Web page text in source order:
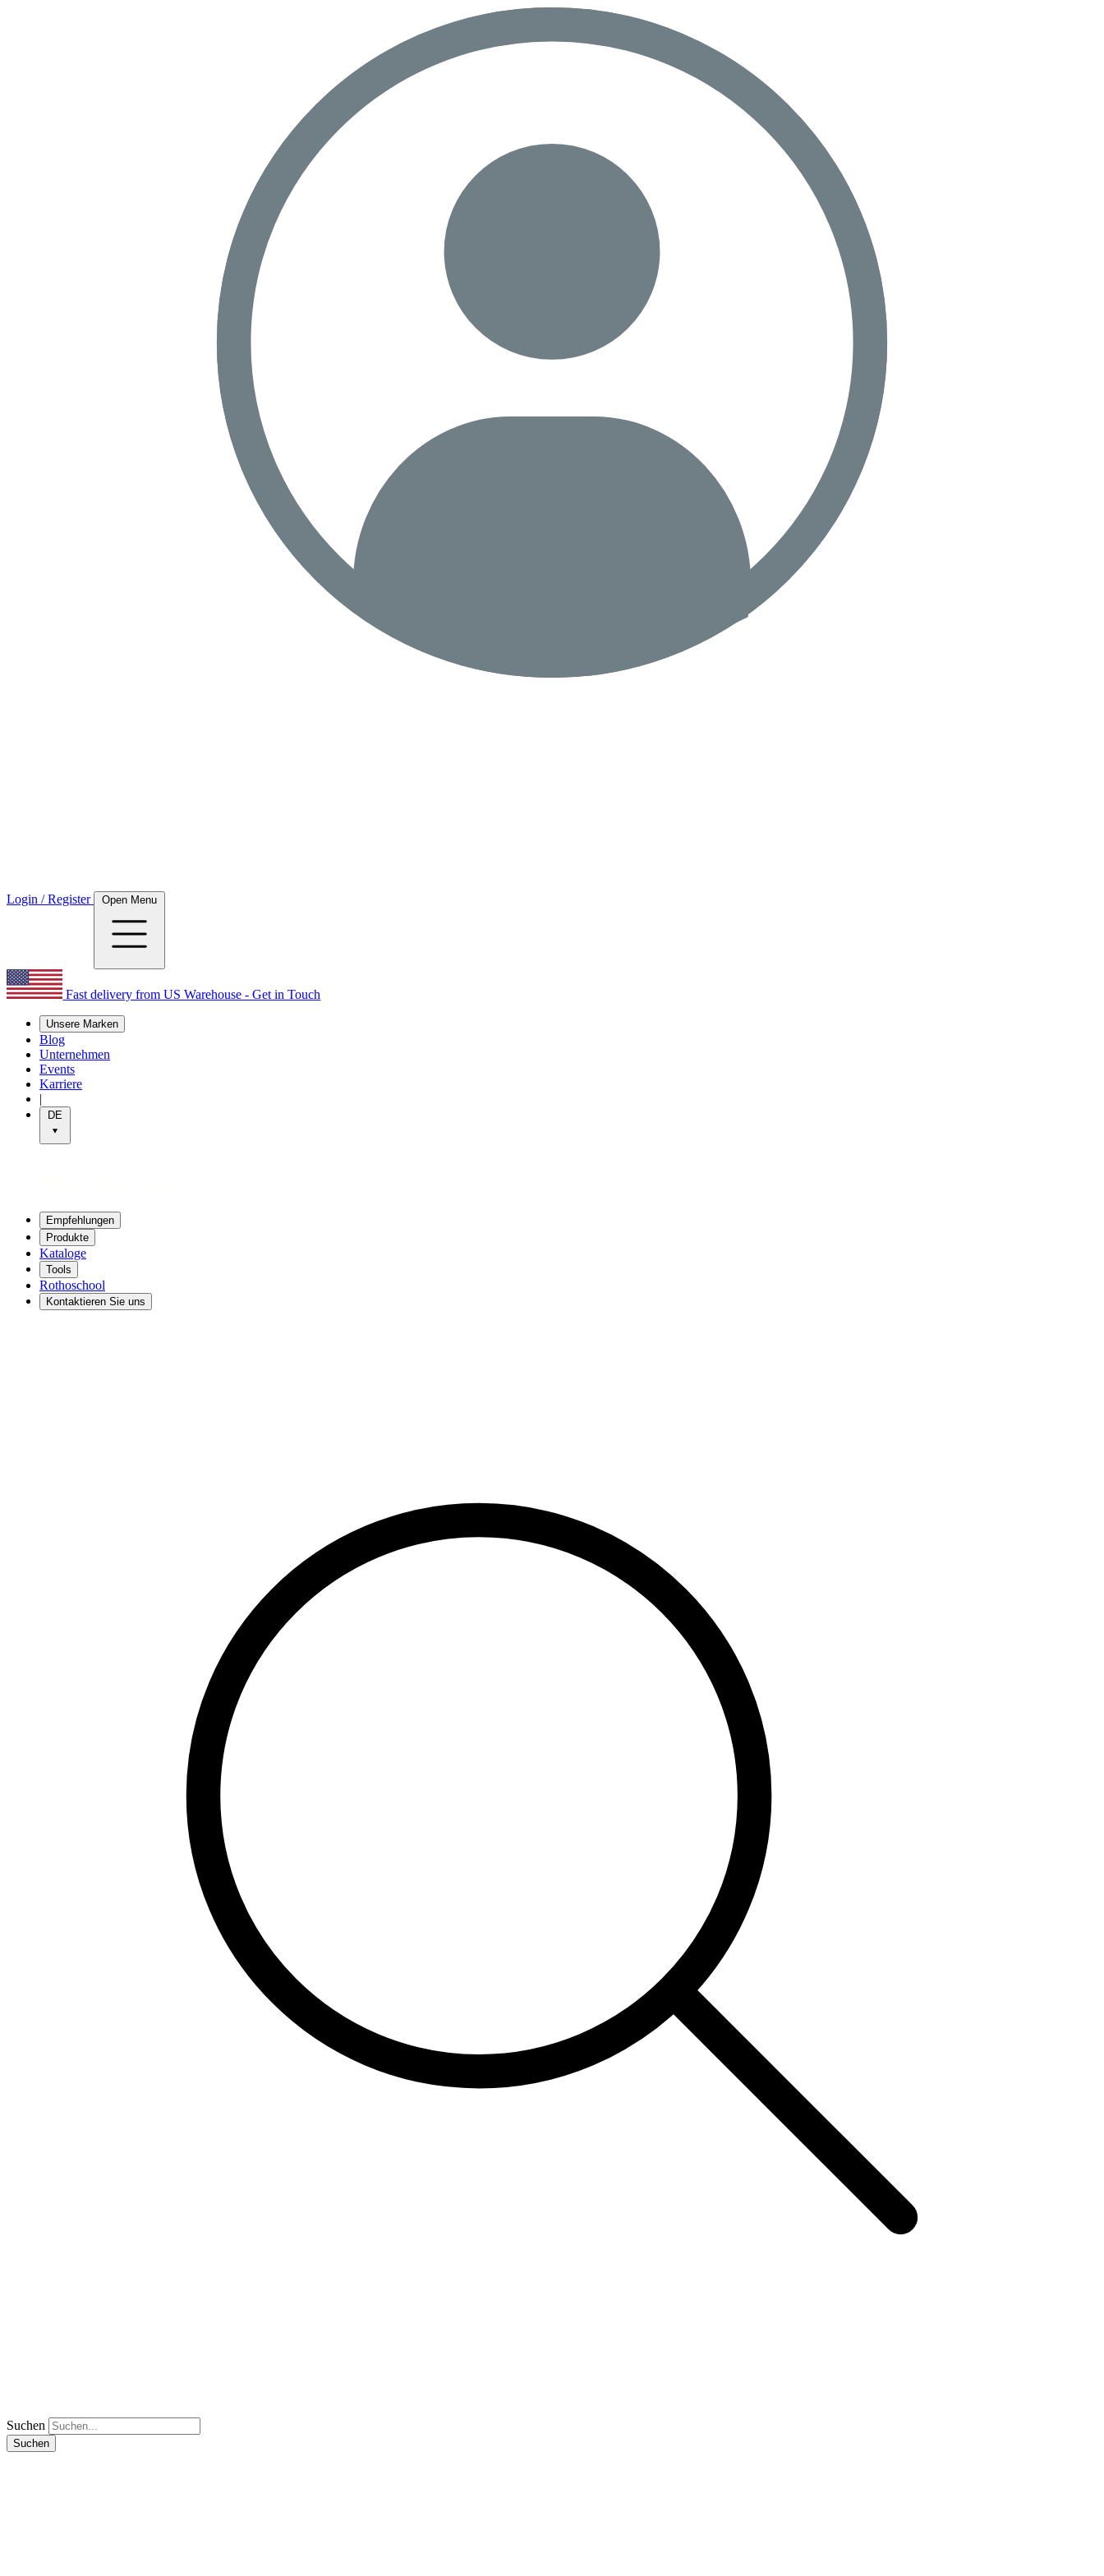
Login / Register Open Menu
Fast delivery from US Warehouse - Get in Touch
Unsere Marken
Blog
Unternehmen
Events
Karriere
|
DE
Empfehlungen
Produkte
Kataloge
Tools
Rothoschool
Kontaktieren Sie uns
Suchen
Suchen